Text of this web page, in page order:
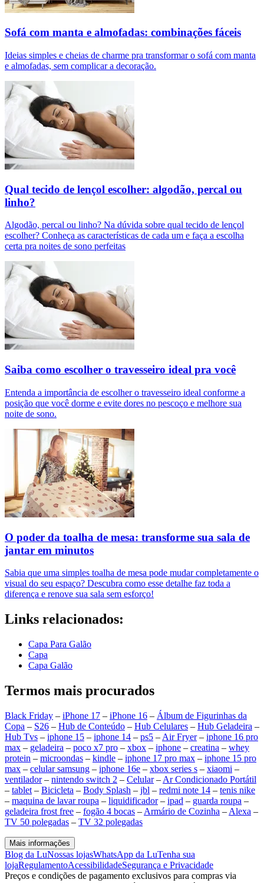
Sofá com manta e almofadas: combinações fáceis
Ideias simples e cheias de charme pra transformar o sofá com manta
e almofadas, sem complicar a decoração.
Qual tecido de lençol escolher: algodão, percal ou
linho?
Algodão, percal ou linho? Na dúvida sobre qual tecido de lençol
escolher? Conheça as características de cada um e faça a escolha
certa pra noites de sono perfeitas
Saiba como escolher o travesseiro ideal pra você
Entenda a importância de escolher o travesseiro ideal conforme a
posição que você dorme e evite dores no pescoço e melhore sua
noite de sono.
O poder da toalha de mesa: transforme sua sala de
jantar em minutos
Sabia que uma simples toalha de mesa pode mudar completamente o
visual do seu espaço? Descubra como esse detalhe faz toda a
diferença e renove sua sala sem esforço!
Links relacionados:
Capa Para Galão
Capa
Capa Galão
Termos mais procurados
Black Friday – iPhone 17 – iPhone 16 – Álbum de Figurinhas da
Copa – S26 – Hub de Conteúdo – Hub Celulares – Hub Geladeira –
Hub Tvs – iphone 15 – iphone 14 – ps5 – Air Fryer– iphone 16 pro
max – geladeira – poco x7 pro – xbox – iphone – creatina – whey
protein – microondas – kindle – iphone 17 pro max – iphone 15 pro
max – celular samsung – iphone 16e – xbox series s – xiaomi –
ventilador– nintendo switch 2 – Celular– Ar Condicionado Portátil
– tablet – Bicicleta – Body Splash – jbl – redmi note 14 – tenis nike
– maquina de lavar roupa – liquidificador– ipad – guarda roupa –
geladeira frost free – fogão 4 bocas – Armário de Cozinha – Alexa –
TV 50 polegadas – TV 32 polegadas
Mais informações
Blog da LuNossas lojasWhatsApp da LuTenha sua
lojaRegulamentoAcessibilidadeSegurança e Privacidade
Preços e condições de pagamento exclusivos para compras via